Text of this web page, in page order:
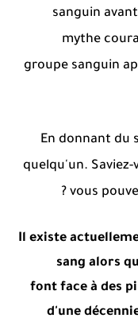
sanguin
mythe
groupe sanguin
En donnant du
quelqu'un.
vous
Il existe
sang alors
font face à des
d'une